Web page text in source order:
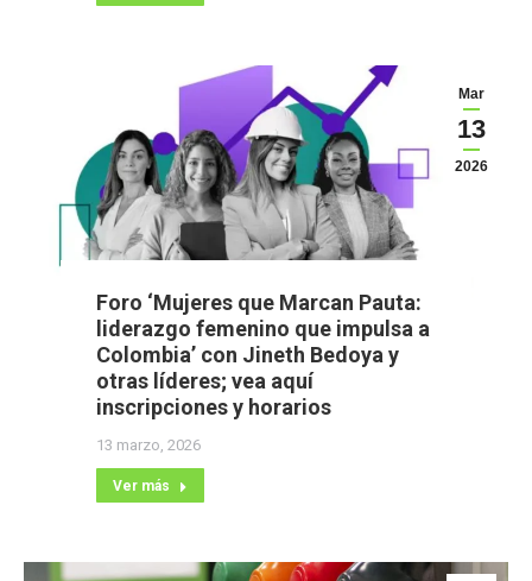
Mar
13
2026
Foro ‘Mujeres que Marcan Pauta:
liderazgo femenino que impulsa a
Colombia’ con Jineth Bedoya y
otras líderes; vea aquí
inscripciones y horarios
13 marzo, 2026
Ver más